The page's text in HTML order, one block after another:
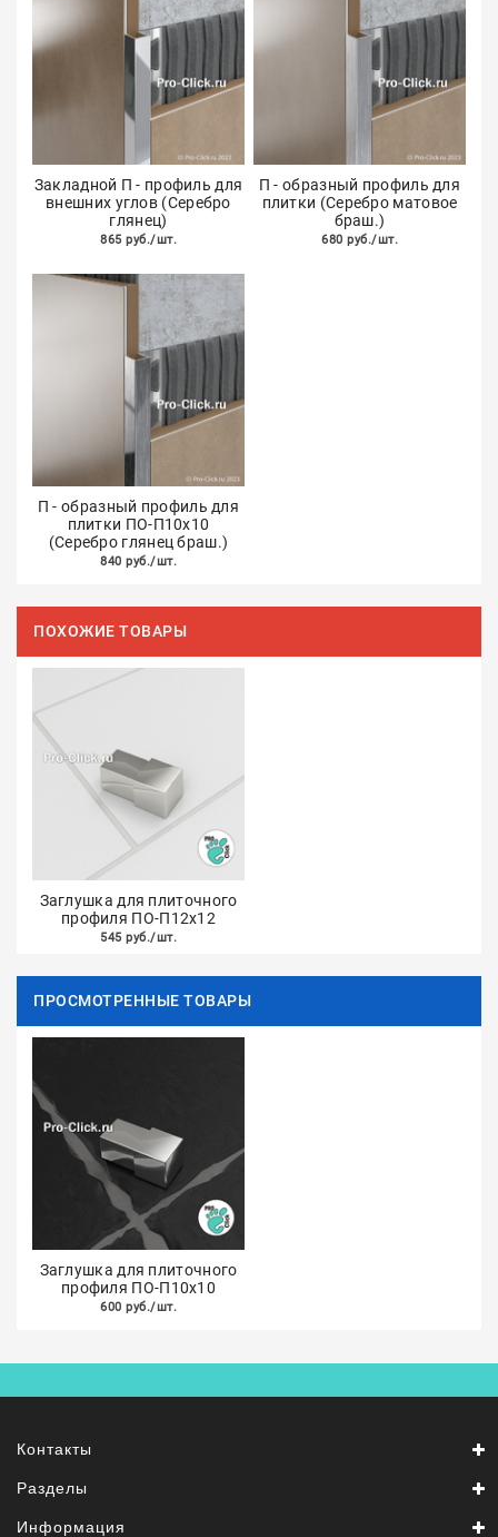
Закладной П - профиль для
внешних углов (Серебро
глянец)
865 руб./шт.
П - образный профиль для
плитки (Серебро матовое
браш.)
680 руб./шт.
П - образный профиль для
плитки ПО-П10х10
(Серебро глянец браш.)
840 руб./шт.
ПОХОЖИЕ ТОВАРЫ
Заглушка для плиточного
профиля ПО-П12х12
545 руб./шт.
ПРОСМОТРЕННЫЕ ТОВАРЫ
Заглушка для плиточного
профиля ПО-П10х10
600 руб./шт.
Контакты
Разделы
Информация